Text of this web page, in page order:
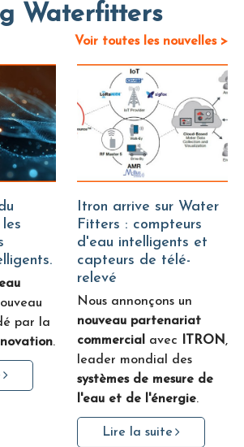
Waterfitters
Voir toutes les nouvelles >
par la
.
Itron arrive sur Water
Fitters : compteurs
d'eau intelligents et
capteurs de télé-
relevé
Nous annonçons un
nouveau partenariat
commercial
avec ITRON,
leader mondial des
systèmes de mesure de
l'eau et de l'énergie.
Lire la suite